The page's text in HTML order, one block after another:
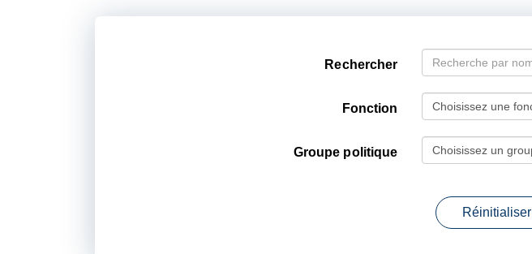
Rechercher
Fonction
Groupe politique
Réinitialiser